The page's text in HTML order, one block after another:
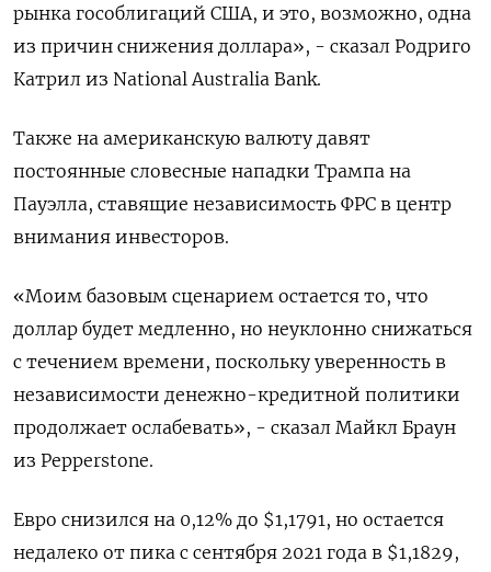
рынка гособлигаций США, и это, возможно, одна
из причин снижения доллара», - сказал Родриго
Катрил из National Australia Bank.
Также на американскую валюту давят
постоянные словесные нападки Трампа на
Пауэлла, ставящие независимость ФРС в центр
внимания инвесторов.
«Моим базовым сценарием остается то, что
доллар будет медленно, но неуклонно снижаться
с течением времени, поскольку уверенность в
независимости денежно-кредитной политики
продолжает ослабевать», - сказал Майкл Браун
из Pepperstone.
Евро снизился на 0,12% до $1,1791​, но остается
недалеко от пика с сентября 2021 года в $1,1829,